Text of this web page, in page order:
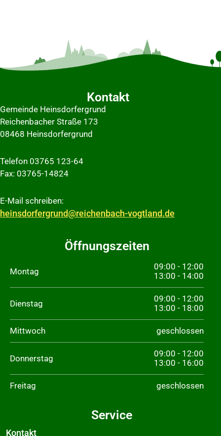
Kontakt
Gemeinde Heinsdorfergrund
Reichenbacher Straße 173
08468 Heinsdorfergrund
Telefon 03765 123-64
Fax: 03765-14824
E-Mail schreiben:
heinsdorfergrund@reichenbach-vogtland.de
Öffnungszeiten
Montag
09:00 - 12:00
13:00 - 14:00
Dienstag
09:00 - 12:00
13:00 - 18:00
Mittwoch geschlossen
Donnerstag
09:00 - 12:00
13:00 - 16:00
Freitag geschlossen
Service
Kontakt